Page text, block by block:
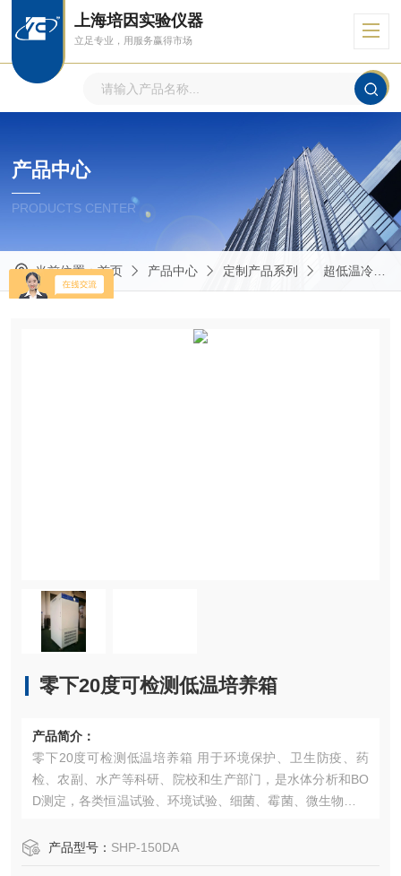
上海培因实验仪器
立足专业，用服务赢得市场
产品中心
PRODUCTS CENTER
当前位置：首页 产品中心 定制产品系列 超低温冷冻培养箱
零下20度可检测低温培养箱
产品简介：
零下20度可检测低温培养箱 用于环境保护、卫生防疫、药
检、农副、水产等科研、院校和生产部门，是水体分析和BO
D测定，各类恒温试验、环境试验、细菌、霉菌、微生物的培
产品型号： SHP-150DA